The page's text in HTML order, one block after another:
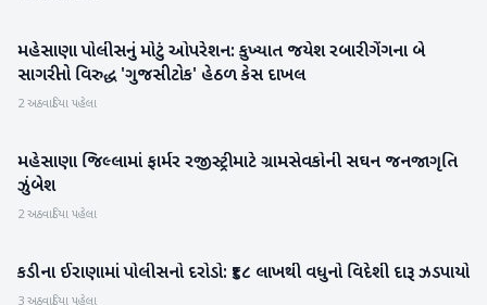
મહેસાણા
મહેસાણા પોલીસનું મોટું ઓપરેશન: કુખ્યાત જયેશ રબારી ગેંગના બે
સાગરીતો વિરુદ્ધ 'ગુજસીટોક' હેઠળ કેસ દાખલ
2 અઠવાડિયા પહેલા
મહેસાણા
મહેસાણા જિલ્લામાં ફાર્મર રજીસ્ટ્રી માટે ગ્રામસેવકોની સઘન જનજાગૃતિ
ઝુંબેશ
2 અઠવાડિયા પહેલા
મહેસાણા
કડીના ઈરાણામાં પોલીસનો દરોડો: ₹૬૮ લાખથી વધુનો વિદેશી દારૂ ઝડપાયો
3 અઠવાડિયા પહેલા